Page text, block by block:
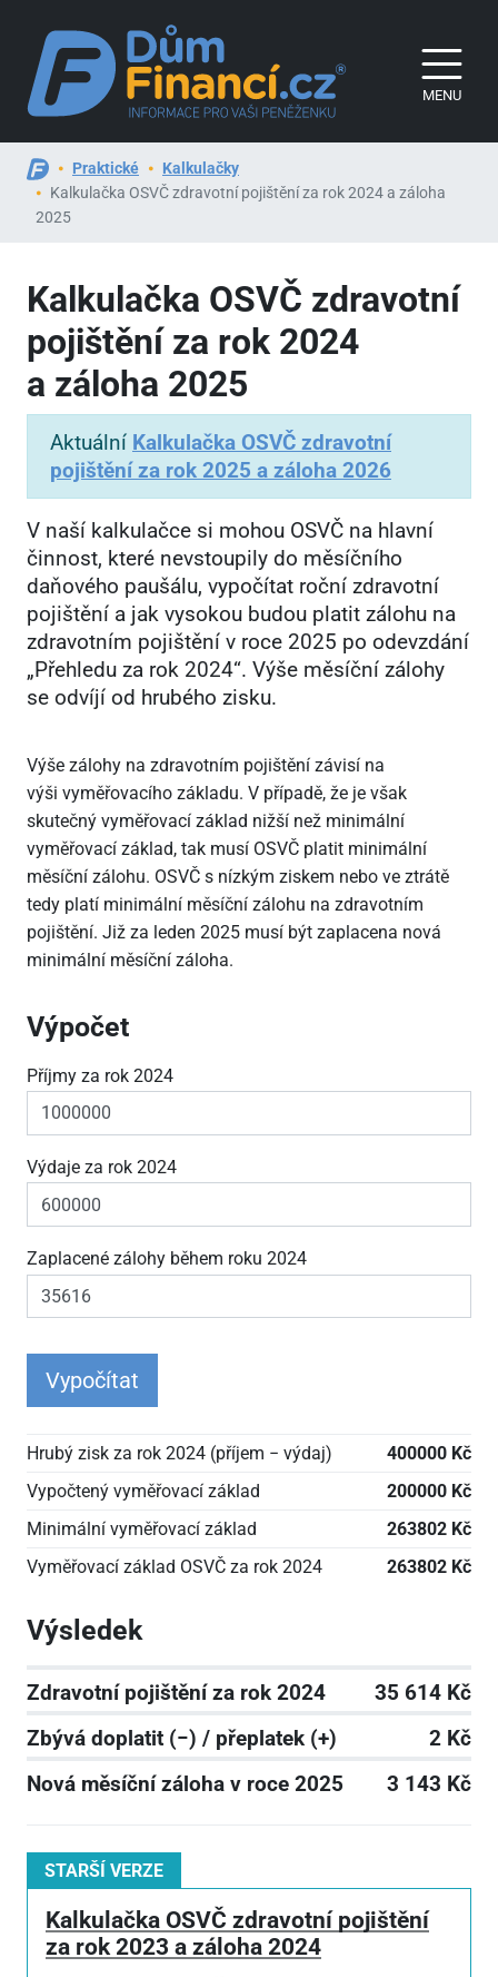
MENU
Praktické
Kalkulačky
Kalkulačka OSVČ zdravotní pojištění za rok 2024 a záloha
2025
Kalkulačka OSVČ zdravotní
pojištění za rok 2024
a záloha 2025
Aktuální Kalkulačka OSVČ zdravotní
pojištění za rok 2025 a záloha 2026
V naší kalkulačce si mohou OSVČ na hlavní
činnost, které nevstoupily do měsíčního
daňového paušálu, vypočítat roční zdravotní
pojištění a jak vysokou budou platit zálohu na
zdravotním pojištění v roce 2025 po odevzdání
„Přehledu za rok 2024“. Výše měsíční zálohy
se odvíjí od hrubého zisku.
Výše zálohy na zdravotním pojištění závisí na
výši vyměřovacího základu. V případě, že je však
skutečný vyměřovací základ nižší než minimální
vyměřovací základ, tak musí OSVČ platit minimální
měsíční zálohu. OSVČ s nízkým ziskem nebo ve ztrátě
tedy platí minimální měsíční zálohu na zdravotním
pojištění. Již za leden 2025 musí být zaplacena nová
minimální měsíční záloha.
Výpočet
Příjmy za rok 2024
Výdaje za rok 2024
Zaplacené zálohy během roku 2024
Vypočítat
Hrubý zisk za rok 2024 (příjem − výdaj)
400000 Kč
Vypočtený vyměřovací základ
200000 Kč
Minimální vyměřovací základ
263802 Kč
Vyměřovací základ OSVČ za rok 2024
263802 Kč
Výsledek
Zdravotní pojištění za rok 2024
35 614 Kč
Zbývá doplatit (−) / přeplatek (+)
2 Kč
Nová měsíční záloha v roce 2025
3 143 Kč
STARŠÍ VERZE
Kalkulačka OSVČ zdravotní pojištění
za rok 2023 a záloha 2024